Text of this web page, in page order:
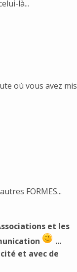
là...
où vous avez mis
FORMES...
et les
...
et avec de